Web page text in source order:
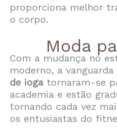
proporciona melhor
o corpo.
Moda
Com a mudança no
moderno, a
de iogatornaram-se
academia e estão
tornando cada vez
os entusiastas do